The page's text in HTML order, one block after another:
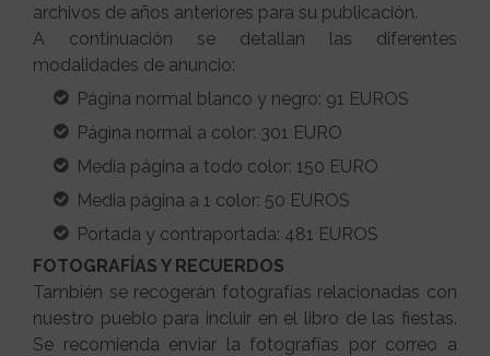
archivos de años anteriores para su publicación.
A continuación se detallan las diferentes
modalidades de anuncio:
Página normal blanco y negro: 91 EUROS
Página normal a color: 301 EURO
Media página a todo color: 150 EURO
Media página a 1 color: 50 EUROS
Portada y contraportada: 481 EUROS
FOTOGRAFÍAS Y RECUERDOS
También se recogerán fotografías relacionadas con
nuestro pueblo para incluir en el libro de las fiestas.
Se recomienda enviar la fotografías por correo a